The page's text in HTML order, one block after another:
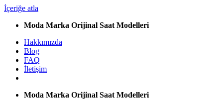
İçeriğe atla
Moda Marka Orijinal Saat Modelleri
Hakkımızda
Blog
FAQ
İletişim
Moda Marka Orijinal Saat Modelleri